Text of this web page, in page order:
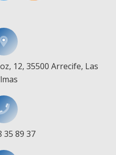
12, 35500 Arrecife, Las
35 89 37